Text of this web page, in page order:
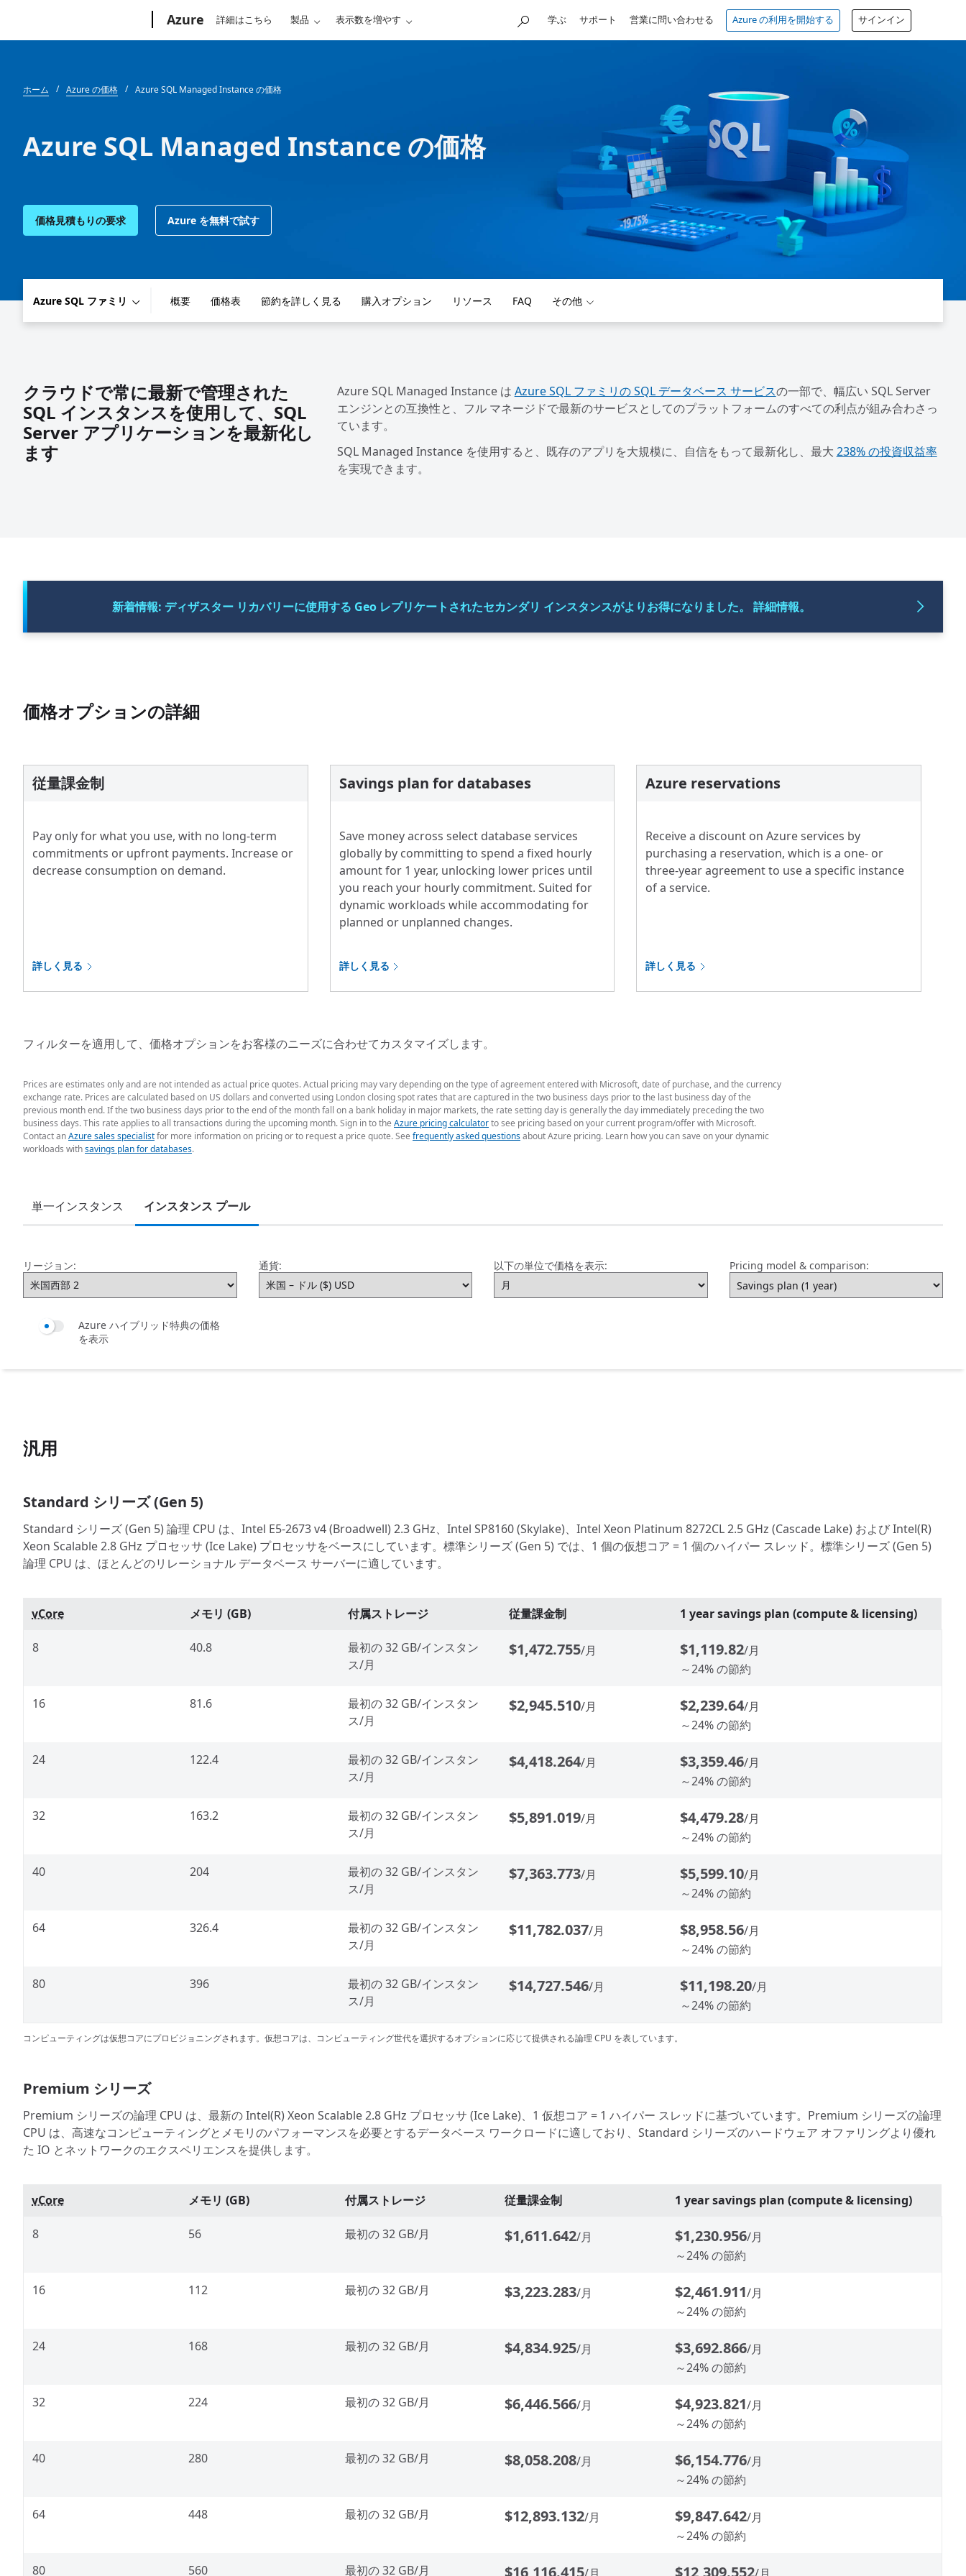
Azure 詳細はこちら 製品 表示数を増やす 学ぶ サポート 営業に問い合わせる Azure の利用を開始する サインイン
ホーム Azure の価格 Azure SQL Managed Instance の価格
Azure SQL Managed Instance の価格
価格見積もりの要求 Azure を無料で試す
Azure SQL ファミリ 概要 価格表 節約を詳しく見る 購入オプション リソース FAQ その他
クラウドで常に最新で管理された
SQL インスタンスを使用して、SQL
Server アプリケーションを最新化し
ます
Azure SQL Managed Instance は Azure SQL ファミリの SQL データベース サービスの一部で、幅広い SQL Server
エンジンとの互換性と、フル マネージドで最新のサービスとしてのプラットフォームのすべての利点が組み合わさっ
ています。
SQL Managed Instance を使用すると、既存のアプリを大規模に、自信をもって最新化し、最大 238% の投資収益率
を実現できます。
新着情報: ディザスター リカバリーに使用する Geo レプリケートされたセカンダリ インスタンスがよりお得になりました。 詳細情報。
価格オプションの詳細
従量課金制
Pay only for what you use, with no long-term
commitments or upfront payments. Increase or
decrease consumption on demand.
詳しく見る
Savings plan for databases
Save money across select database services
globally by committing to spend a fixed hourly
amount for 1 year, unlocking lower prices until
you reach your hourly commitment. Suited for
dynamic workloads while accommodating for
planned or unplanned changes.
詳しく見る
Azure reservations
Receive a discount on Azure services by
purchasing a reservation, which is a one- or
three-year agreement to use a specific instance
of a service.
詳しく見る
フィルターを適用して、価格オプションをお客様のニーズに合わせてカスタマイズします。
Prices are estimates only and are not intended as actual price quotes. Actual pricing may vary depending on the type of agreement entered with Microsoft, date of purchase, and the currency
exchange rate. Prices are calculated based on US dollars and converted using London closing spot rates that are captured in the two business days prior to the last business day of the
previous month end. If the two business days prior to the end of the month fall on a bank holiday in major markets, the rate setting day is generally the day immediately preceding the two
business days. This rate applies to all transactions during the upcoming month. Sign in to the Azure pricing calculatorto see pricing based on your current program/offer with Microsoft.
Contact anAzure sales specialistfor more information on pricing or to request a price quote. See frequently asked questionsabout Azure pricing. Learn how you can save on your dynamic
workloads withsavings plan for databases.
単一インスタンス インスタンス プール
リージョン: 通貨: 以下の単位で価格を表示: Pricing model & comparison:
Azure ハイブリッド特典の価格
を表示
汎用
Standard シリーズ (Gen 5)
Standard シリーズ (Gen 5) 論理 CPU は、Intel E5-2673 v4 (Broadwell) 2.3 GHz、Intel SP8160 (Skylake)、Intel Xeon Platinum 8272CL 2.5 GHz (Cascade Lake) および Intel(R)
Xeon Scalable 2.8 GHz プロセッサ (Ice Lake) プロセッサをベースにしています。標準シリーズ (Gen 5) では、1 個の仮想コア = 1 個のハイパー スレッド。標準シリーズ (Gen 5)
論理 CPU は、ほとんどのリレーショナル データベース サーバーに適しています。
vCore メモリ (GB) 付属ストレージ 従量課金制 1 year savings plan (compute & licensing)
8 40.8
最初の 32 GB/インスタン
ス/月
$1,472.755/月 $1,119.82/月
～24% の節約
16 81.6
最初の 32 GB/インスタン
ス/月
$2,945.510/月 $2,239.64/月
～24% の節約
24 122.4
最初の 32 GB/インスタン
ス/月
$4,418.264/月 $3,359.46/月
～24% の節約
32 163.2
最初の 32 GB/インスタン
ス/月
$5,891.019/月 $4,479.28/月
～24% の節約
40 204
最初の 32 GB/インスタン
ス/月
$7,363.773/月 $5,599.10/月
～24% の節約
64 326.4
最初の 32 GB/インスタン
ス/月
$11,782.037/月 $8,958.56/月
～24% の節約
80 396
最初の 32 GB/インスタン
ス/月
$14,727.546/月 $11,198.20/月
～24% の節約
コンピューティングは仮想コアにプロビジョニングされます。仮想コアは、コンピューティング世代を選択するオプションに応じて提供される論理 CPU を表しています。
Premium シリーズ
Premium シリーズの論理 CPU は、最新の Intel(R) Xeon Scalable 2.8 GHz プロセッサ (Ice Lake)、1 仮想コア = 1 ハイパー スレッドに基づいています。Premium シリーズの論理
CPU は、高速なコンピューティングとメモリのパフォーマンスを必要とするデータベース ワークロードに適しており、Standard シリーズのハードウェア オファリングより優れ
た IO とネットワークのエクスペリエンスを提供します。
vCore メモリ (GB) 付属ストレージ 従量課金制 1 year savings plan (compute & licensing)
8 56 最初の 32 GB/月 $1,611.642/月 $1,230.956/月
～24% の節約
16 112 最初の 32 GB/月 $3,223.283/月 $2,461.911/月
～24% の節約
24 168 最初の 32 GB/月 $4,834.925/月 $3,692.866/月
～24% の節約
32 224 最初の 32 GB/月 $6,446.566/月 $4,923.821/月
～24% の節約
40 280 最初の 32 GB/月 $8,058.208/月 $6,154.776/月
～24% の節約
64 448 最初の 32 GB/月 $12,893.132/月 $9,847.642/月
～24% の節約
80 560 最初の 32 GB/月 $16,116.415 $12,309.552